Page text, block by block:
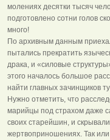
молениях десятки тысяч
подготовлено сотни голов
много!
По архивным данным
пытались прекратить
драка, и «силовые
этого началось большое
найти главных зачинщиков
Нужно отметить, что
марийцы под страхом даже
своих старейшин, и
жертвоприношениях. Так